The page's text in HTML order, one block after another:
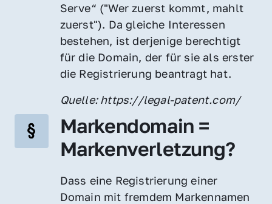
Serve“ ("Wer zuerst kommt, mahlt
zuerst"). Da gleiche Interessen
bestehen, ist derjenige berechtigt
für die Domain, der für sie als erster
die Registrierung beantragt hat.
Quelle: https://legal-patent.com/
Markendomain =
Markenverletzung?
Dass eine Registrierung einer
Domain mit fremdem Markennamen